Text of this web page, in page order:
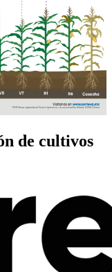
de cultivos